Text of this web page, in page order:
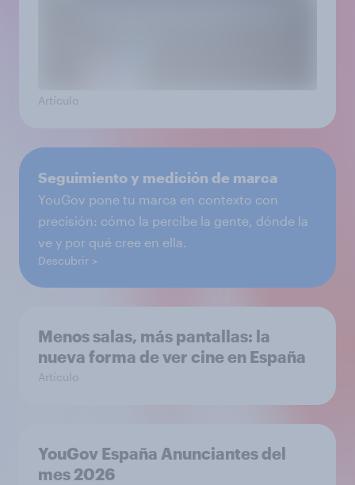
Artículo
Seguimiento y medición de marca
YouGov pone tu marca en contexto con
precisión: cómo la percibe la gente, dónde la
ve y por qué cree en ella.
Descubrir
Menos salas, más pantallas: la
nueva forma de ver cine en España
Artículo
YouGov España Anunciantes del
mes 2026